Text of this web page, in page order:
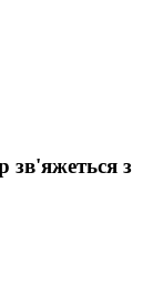
зв'яжеться з